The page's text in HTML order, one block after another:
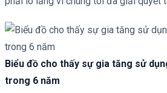
Biểu đồ cho thấy sự gia tăng sử
trong 6 năm